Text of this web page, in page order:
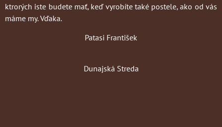
ktrorých iste budete mať, keď vyrobíte také postele, ako od vás
máme my. Vďaka.
Patasi František
Dunajská Streda